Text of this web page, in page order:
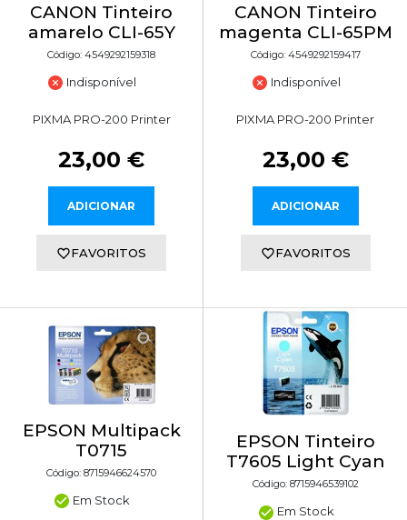
CANON Tinteiro
amarelo CLI-65Y
Código: 4549292159318
Indisponível
PIXMA PRO-200 Printer
23,00 €
ADICIONAR
FAVORITOS
CANON Tinteiro
magenta CLI-65PM
Código: 4549292159417
Indisponível
PIXMA PRO-200 Printer
23,00 €
ADICIONAR
FAVORITOS
EPSON Multipack
T0715
Código: 8715946624570
Em Stock
EPSON Tinteiro
T7605 Light Cyan
Código: 8715946539102
Em Stock